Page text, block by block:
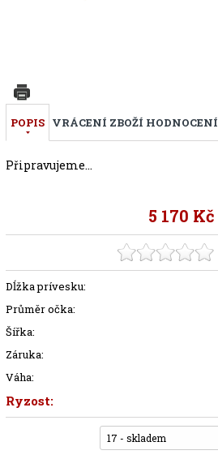
POPIS VRÁCENÍ ZBOŽÍ HODNOCENÍ
Připravujeme...
5 170 Kč
Dĺžka prívesku:
Průměr očka:
Šířka:
Záruka:
Váha:
Ryzost:
17 - skladem